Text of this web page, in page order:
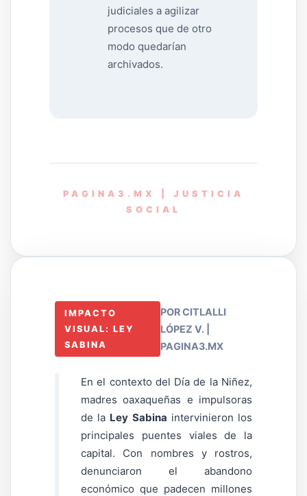
judiciales a agilizar
procesos que de otro
modo quedarían
archivados.
PAGINA3.MX | JUSTICIA
SOCIAL
IMPACTO
VISUAL: LEY
SABINA
POR CITLALLI
LÓPEZ V. |
PAGINA3.MX
En el contexto del Día de la Niñez,
madres oaxaqueñas e impulsoras
de la Ley Sabina intervinieron los
principales puentes viales de la
capital. Con nombres y rostros,
denunciaron el abandono
económico que padecen millones